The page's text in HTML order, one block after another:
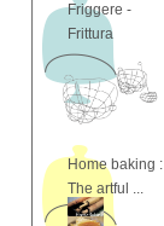
Friggere -
Frittura
Home baking :
The artful ...